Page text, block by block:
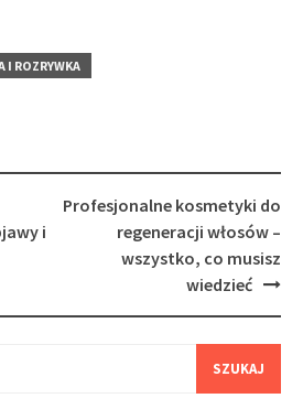
I ROZRYWKA
i
Profesjonalne kosmetyki do
regeneracji włosów –
wszystko, co musisz
wiedzieć